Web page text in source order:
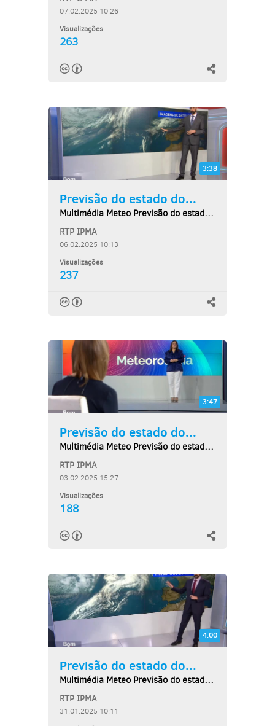
07.02.2025 10:26
Visualizações
263
3:38
Previsão do estado do...
Multimédia Meteo Previsão do estado do tempo,...
RTP IPMA
06.02.2025 10:13
Visualizações
237
3:47
Previsão do estado do...
Multimédia Meteo Previsão do estado do tempo,...
RTP IPMA
03.02.2025 15:27
Visualizações
188
4:00
Previsão do estado do...
Multimédia Meteo Previsão do estado do tempo,...
RTP IPMA
31.01.2025 10:11